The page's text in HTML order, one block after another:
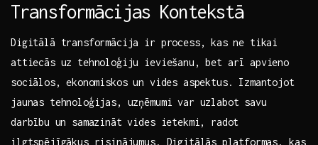
Transformācijas​ Kontekstā
Digitālā transformācija ir process, ⁤kas ne tikai⁢
attiecās uz tehnoloģiju ieviešanu, bet ‌arī apvieno
sociālos,⁤ ekonomiskos ​un vides aspektus. Izmantojot
jaunas tehnoloģijas, uzņēmumi var uzlabot savu
darbību ⁣un samazināt ​vides ietekmi, radot
ilgtspējīgākus risinājumus. Digitālās ⁣platformas, kas‌